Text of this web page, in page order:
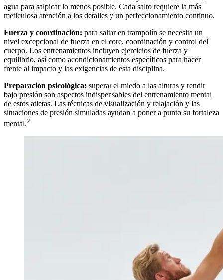
agua para salpicar lo menos posible. Cada salto requiere la más
meticulosa atención a los detalles y un perfeccionamiento continuo.
Fuerza y coordinación: para saltar en trampolín se necesita un
nivel excepcional de fuerza en el core, coordinación y control del
cuerpo. Los entrenamientos incluyen ejercicios de fuerza y
equilibrio, así como acondicionamientos específicos para hacer
frente al impacto y las exigencias de esta disciplina.
Preparación psicológica: superar el miedo a las alturas y rendir
bajo presión son aspectos indispensables del entrenamiento mental
de estos atletas. Las técnicas de visualización y relajación y las
situaciones de presión simuladas ayudan a poner a punto su fortaleza
mental.2